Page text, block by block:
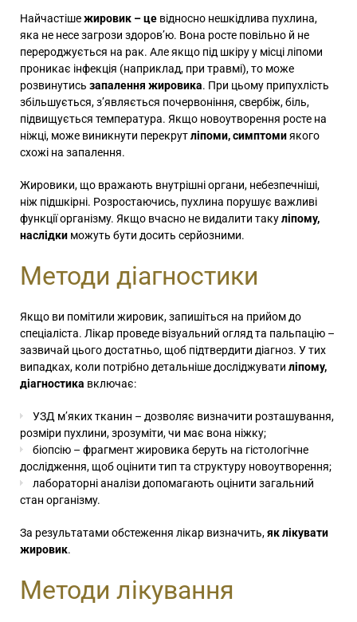
Найчастішежировик – це відносно нешкідлива пухлина,
яка не несе загрози здоров’ю. Вона росте повільно й не
перероджується на рак. Але якщо під шкіру у місці ліпоми
проникає інфекція (наприклад, при травмі), то може
розвинутись запалення жировика. При цьому припухлість
збільшується, з’являється почервоніння, свербіж, біль,
підвищується температура. Якщо новоутворення росте на
ніжці, може виникнути перекрутліпоми, симптомиякого
схожі на запалення.
Жировики, що вражають внутрішні органи, небезпечніші,
ніж підшкірні. Розростаючись, пухлина порушує важливі
функції організму. Якщо вчасно не видалити такуліпому,
наслідки можуть бути досить серйозними.
Методи діагностики
Якщо ви помітили жировик, запишіться на прийом до
спеціаліста. Лікар проведе візуальний огляд та пальпацію –
зазвичай цього достатньо, щоб підтвердити діагноз. У тих
випадках, коли потрібно детальніше досліджувати ліпому,
діагностика включає:
УЗД м’яких тканин – дозволяє визначити розташування,
розміри пухлини, зрозуміти, чи має вона ніжку;
біопсію – фрагмент жировика беруть на гістологічне
дослідження, щоб оцінити тип та структуру новоутворення;
лабораторні аналізи допомагають оцінити загальний
стан організму.
За результатами обстеження лікар визначить,як лікувати
жировик.
Методи лікування